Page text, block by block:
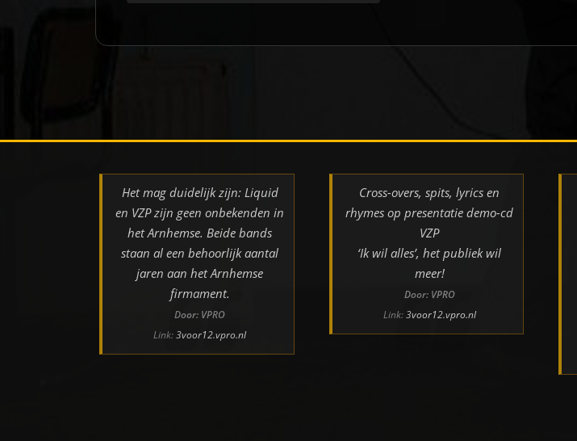
Het mag duidelijk zijn: Liquid
en VZP zijn geen onbekenden in
het Arnhemse. Beide bands
staan al een behoorlijk aantal
jaren aan het Arnhemse
firmament.
Door: VPRO
Link:3voor12.vpro.nl
Cross-overs, spits, lyrics en
rhymes op presentatie demo-cd
VZP
‘Ik wil alles’, het publiek wil
meer!
Door: VPRO
Link:3voor12.vpro.nl